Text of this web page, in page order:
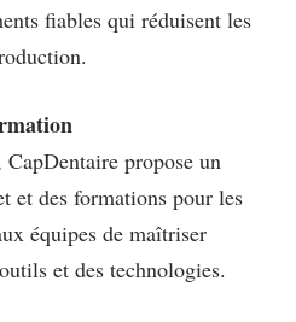
fiables qui réduisent les
propose un
et des formations pour les
équipes de maîtriser
et des technologies.